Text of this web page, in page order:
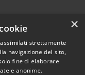
×
strettamente
navigazione del sito,
fine di elaborare
e anonime.